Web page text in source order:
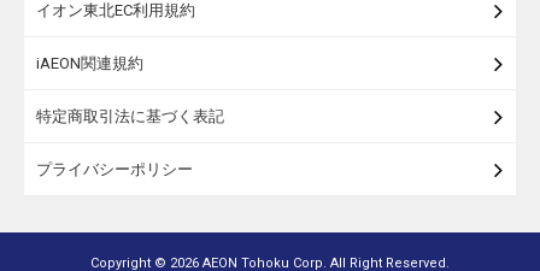
イオン東北EC利用規約
iAEON関連規約
特定商取引法に基づく表記
プライバシーポリシー
Copyright © 2026 AEON Tohoku Corp. All Right Reserved.